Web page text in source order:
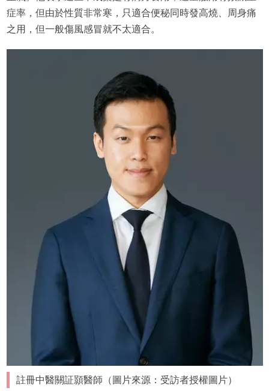
症率，但由於性質非常寒，只適合便秘同時發高燒、周身痛
之用，但一般傷風感冒就不太適合。
註冊中醫關証顥醫師（圖片來源：受訪者授權圖片）